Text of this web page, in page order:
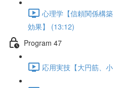
心理学【信頼関係構
効果】 (13:12)
Program 47
応用実技【大円筋、